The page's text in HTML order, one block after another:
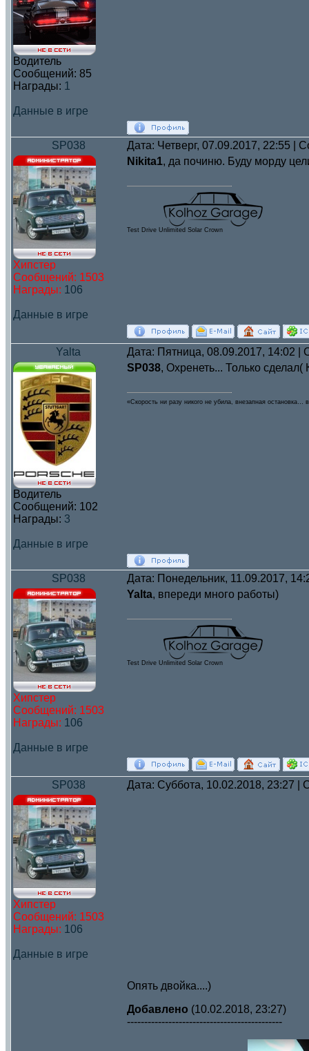
Водитель
Сообщений: 85
Награды: 1
Данные в игре
SP038 Дата: Четверг, 07.09.2017, 22:55 |
Хипстер
Сообщений: 1503
Награды: 106
Данные в игре
Nikita1, да починю. Буду морду
Test Drive Unlimited Solar Crown
Yalta Дата: Пятница, 08.09.2017, 14:02
Водитель
Сообщений: 102
Награды: 3
Данные в игре
SP038, Охренеть... Только
«Скорость ни разу никого не убила, внезапная остановка…
SP038 Дата: Понедельник, 11.09.2017,
Хипстер
Сообщений: 1503
Награды: 106
Данные в игре
Yalta, впереди много работы)
Test Drive Unlimited Solar Crown
SP038 Дата: Суббота, 10.02.2018, 23:27
Хипстер
Сообщений: 1503
Награды: 106
Данные в игре
Опять двойка....)
Добавлено (10.02.2018, 23:27)
---------------------------------------------